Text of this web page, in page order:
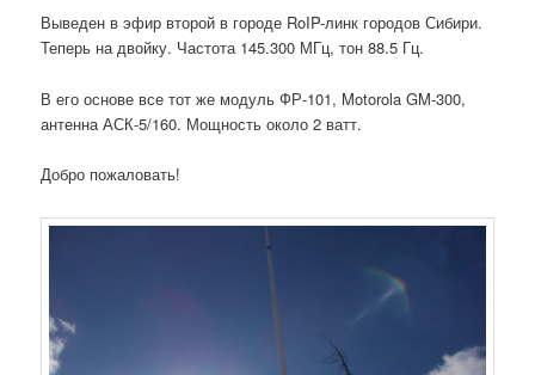
Выведен в эфир второй в городе RoIP-линк городов Сибири.
Теперь на двойку. Частота 145.300 МГц, тон 88.5 Гц.
В его основе все тот же модуль ФР-101, Motorola GM-300,
антенна АСК-5/160. Мощность около 2 ватт.
Добро пожаловать!